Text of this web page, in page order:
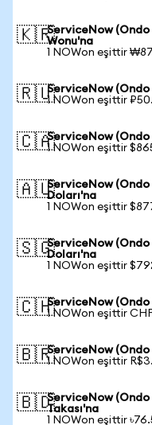
🇰🇷ServiceNow (Ondo
Wonu'na
1 NOWon eşittir
🇷🇺ServiceNow (Ondo
1 NOWon eşittir
🇨🇦ServiceNow (Ondo
1 NOWon eşittir
🇦🇺ServiceNow
Doları'na
1 NOWon eşittir
🇸🇬ServiceNow
Doları'na
1 NOWon eşittir
🇨🇭ServiceNow (Ondo
1 NOWon eşittir
🇧🇷ServiceNow
1 NOWon eşittir
🇧🇩ServiceNow
Takası'na
1 NOWon eşittir